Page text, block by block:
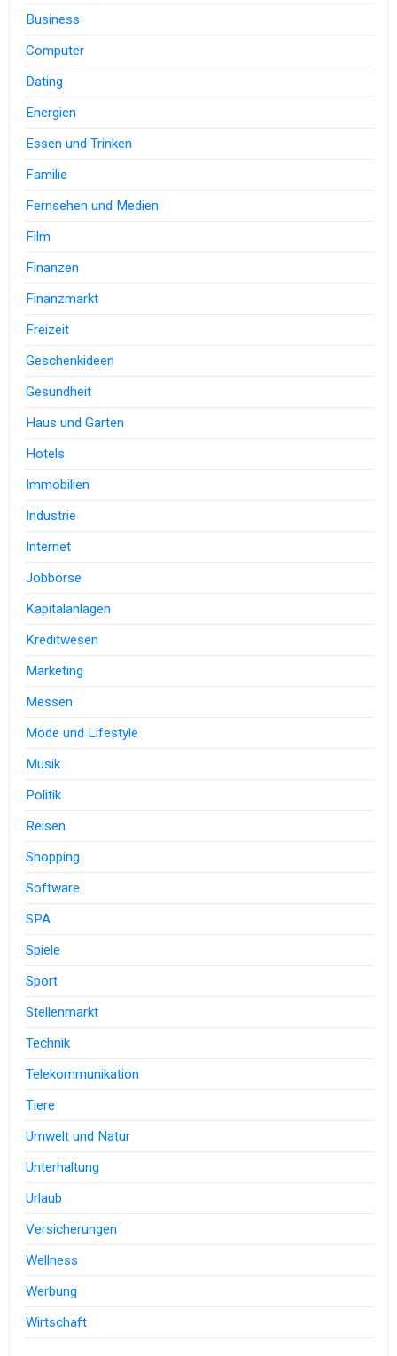
Business
Computer
Dating
Energien
Essen und Trinken
Familie
Fernsehen und Medien
Film
Finanzen
Finanzmarkt
Freizeit
Geschenkideen
Gesundheit
Haus und Garten
Hotels
Immobilien
Industrie
Internet
Jobbörse
Kapitalanlagen
Kreditwesen
Marketing
Messen
Mode und Lifestyle
Musik
Politik
Reisen
Shopping
Software
SPA
Spiele
Sport
Stellenmarkt
Technik
Telekommunikation
Tiere
Umwelt und Natur
Unterhaltung
Urlaub
Versicherungen
Wellness
Werbung
Wirtschaft